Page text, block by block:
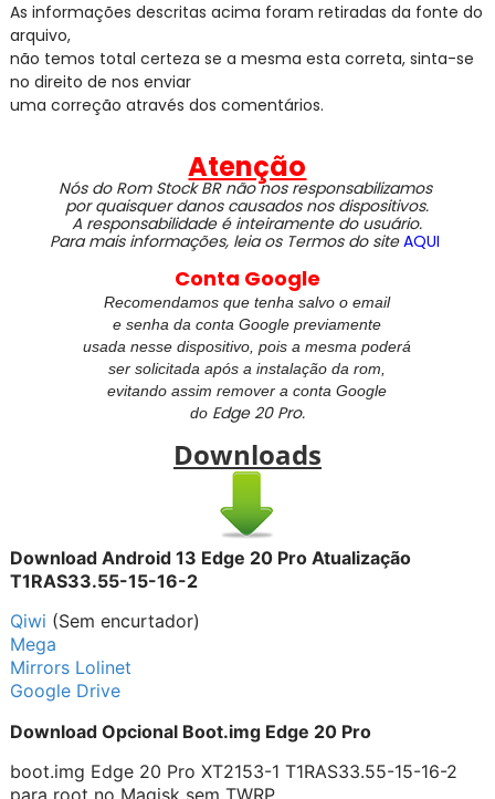
As informações descritas acima foram retiradas da fonte do
arquivo,
não temos total certeza se a mesma esta correta, sinta-se
no direito de nos enviar
uma correção através dos comentários.
Atenção
Nós do Rom Stock BR não nos responsabilizamos
por quaisquer danos causados nos dispositivos.
A responsabilidade é inteiramente do usuário.
Para mais informações, leia os Termos do site AQUI
Conta Google
Recomendamos que tenha salvo o email
e senha da conta Google previamente
usada nesse dispositivo, pois a mesma poderá
ser solicitada após a instalação da rom,
evitando assim remover a conta Google
do Edge 20 Pro.
Downloads
Download Android 13 Edge 20 Pro Atualização
T1RAS33.55-15-16-2
Qiwi (Sem encurtador)
Mega
Mirrors Lolinet
Google Drive
Download Opcional Boot.img Edge 20 Pro
boot.img Edge 20 Pro XT2153-1 T1RAS33.55-15-16-2
para root no Magisk sem TWRP